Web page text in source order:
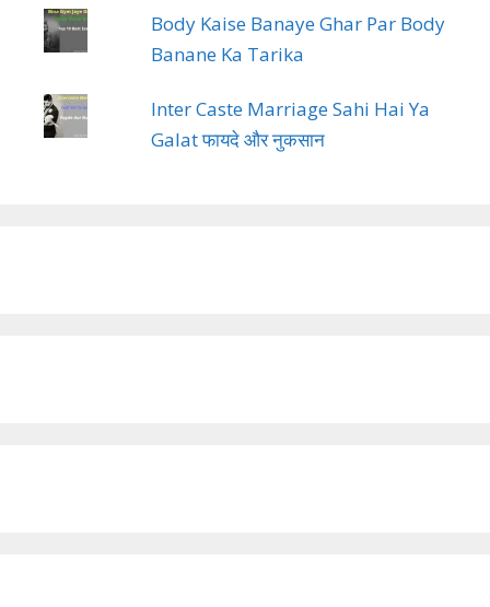
Body Kaise Banaye Ghar Par Body
Banane Ka Tarika
Inter Caste Marriage Sahi Hai Ya
Galat फायदे और नुकसान